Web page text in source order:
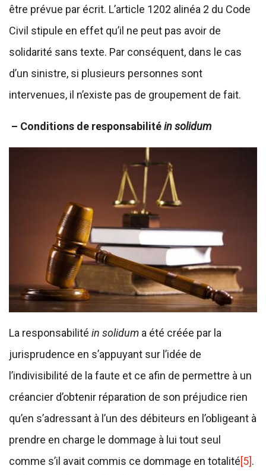
être prévue par écrit. L’article 1202 alinéa 2 du Code
Civil stipule en effet qu’il ne peut pas avoir de
solidarité sans texte. Par conséquent, dans le cas
d’un sinistre, si plusieurs personnes sont
intervenues, il n’existe pas de groupement de fait.
– Conditions de responsabilitéin solidum
La responsabilité in solidum a été créée par la
jurisprudence en s’appuyant sur l’idée de
l’indivisibilité de la faute et ce afin de permettre à un
créancier d’obtenir réparation de son préjudice rien
qu’en s’adressant à l’un des débiteurs en l’obligeant à
prendre en charge le dommage à lui tout seul
comme s’il avait commis ce dommage en totalité[5].